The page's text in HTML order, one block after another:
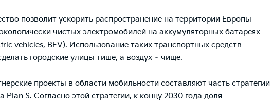
позволит ускорить распространение на территории Европы
чистых электромобилей на аккумуляторных батареях
vehicles, BEV). Использование таких транспортных средств
городские улицы тише, а воздух – чище.
проекты в области мобильности составляют часть стратегии
Plan S. Согласно этой стратегии, к концу 2030 года доля